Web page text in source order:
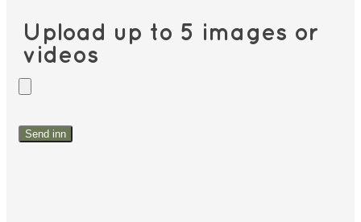
Upload up to 5 images or
videos